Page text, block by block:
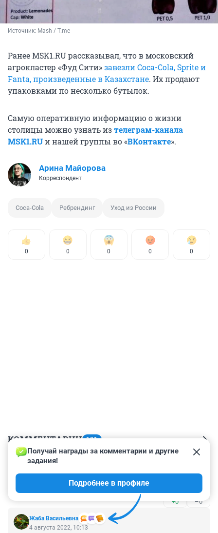
Источник: Mash / T.me
Ранее MSK1.RU рассказывал, что в московский
агрокластер «Фуд Сити»завезли Coca-Cola, Sprite и
Fanta, произведенные в Казахстане. Их продают
упаковками по несколько бутылок.
Самую оперативную информацию о жизни
столицы можно узнать изтелеграм-канала
MSK1.RUи нашей группы во «ВКонтакте».
Арина Майорова
Корреспондент
Coca-Cola Ребрендинг Уход из России
0 0 0 0 0
КОММЕНТАРИИ 101
Гость
Добрый Коля тогда уже.
+0 –0
Жаба Васильевна
Получай награды за комментарии и другие
задания!
Подробнее в профиле
4 августа 2022, 10:13